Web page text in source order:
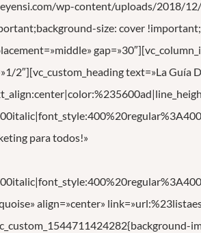
wp-content/uploads/2018/
size: cover
2″][vc_custom_heading text=»La Guía
para todos!»
align=»center»